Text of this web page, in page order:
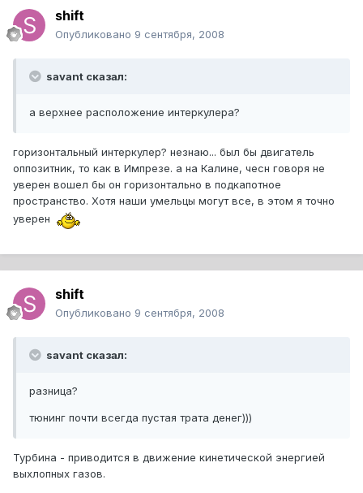
shift
Опубликовано 9 сентября, 2008
savant сказал:
а верхнее расположение интеркулера?
горизонтальный интеркулер? незнаю... был бы двигатель
оппозитник, то как в Импрезе. а на Калине, чесн говоря не
уверен вошел бы он горизонтально в подкапотное
пространство. Хотя наши умельцы могут все, в этом я точно
уверен
shift
Опубликовано 9 сентября, 2008
savant сказал:
разница?
тюнинг почти всегда пустая трата денег)))
Турбина - приводится в движение кинетической энергией
выхлопных газов.